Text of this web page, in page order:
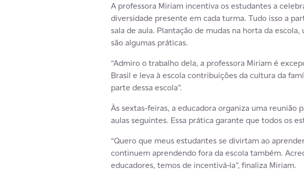
A professora Miriam incentiva os estudantes a
diversidade presente em cada turma. Tudo isso a
sala de aula. Plantação de mudas na horta da escola,
são algumas práticas.
“Admiro o trabalho dela, a professora Miriam é
Brasil e leva à escola contribuições da cultura da
parte dessa escola”.
Às sextas-feiras, a educadora organiza uma
aulas seguintes. Essa prática garante que todos os
“Quero que meus estudantes se divirtam ao
continuem aprendendo fora da escola também.
educadores, temos de incentivá-la”, finaliza Miriam.